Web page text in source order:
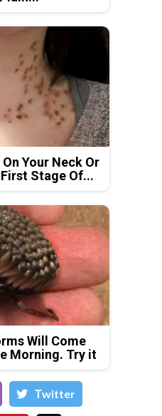
Your Neck Or
Stage Of...
Will Come
Morning. Try it
Тwitter